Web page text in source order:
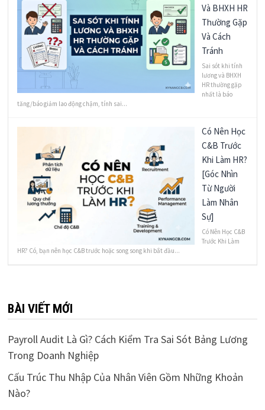
Và BHXH HR
Thường Gặp
Và Cách
Tránh
Sai sót khi tính
lương và BHXH
HR thường gặp
nhất là báo
tăng/báo giảm lao động chậm, tính sai...
Có Nên Học
C&B Trước
Khi Làm HR?
[Góc Nhìn
Từ Người
Làm Nhân
Sự]
Có Nên Học C&B
Trước Khi Làm
HR? Có, bạn nên học C&B trước hoặc song song khi bắt đầu...
BÀI VIẾT MỚI
Payroll Audit Là Gì? Cách Kiểm Tra Sai Sót Bảng Lương
Trong Doanh Nghiệp
Cấu Trúc Thu Nhập Của Nhân Viên Gồm Những Khoản
Nào?